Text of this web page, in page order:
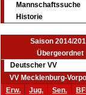
Mannschaftssuche
Historie
Saison 2014/
Übergeordnet
Deutscher VV
VV Mecklenburg-
Erw.
Jug. Sen.